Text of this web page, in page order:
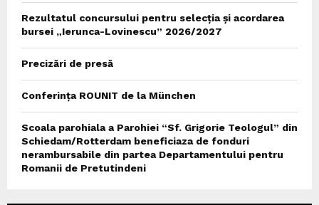
Rezultatul concursului pentru selecția și acordarea
bursei „Ierunca-Lovinescu” 2026/2027
Precizări de presă
Conferința ROUNIT de la München
Scoala parohiala a Parohiei “Sf. Grigorie Teologul” din
Schiedam/Rotterdam beneficiaza de fonduri
nerambursabile din partea Departamentului pentru
Romanii de Pretutindeni